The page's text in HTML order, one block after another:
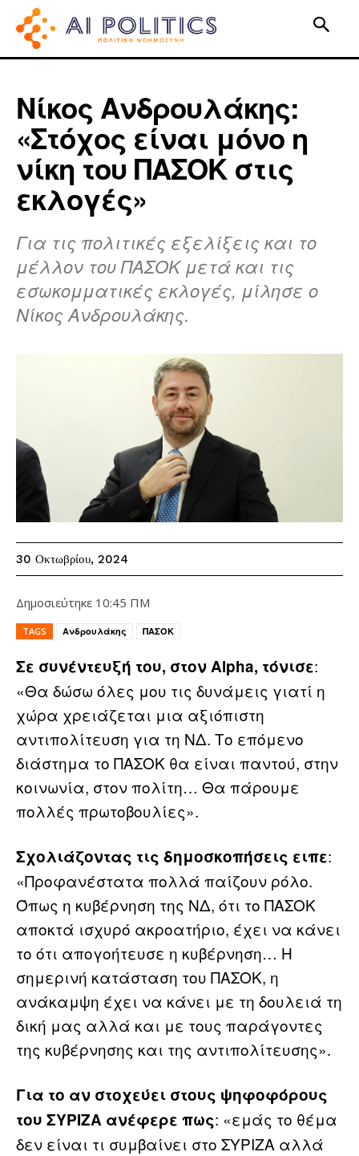
Νίκος Ανδρουλάκης:
«Στόχος είναι μόνο η
νίκη του ΠΑΣΟΚ στις
εκλογές»
Για τις πολιτικές εξελίξεις και το
μέλλον του ΠΑΣΟΚ μετά και τις
εσωκομματικές εκλογές, μίλησε ο
Νίκος Ανδρουλάκης.
30 Οκτωβρίου, 2024
Δημοσιεύτηκε 10:45 ΠΜ
TAGS Ανδρουλάκης ΠΑΣΟΚ
Σε συνέντευξή του, στον Alpha, τόνισε:
«Θα δώσω όλες μου τις δυνάμεις γιατί η
χώρα χρειάζεται μια αξιόπιστη
αντιπολίτευση για τη ΝΔ. Το επόμενο
διάστημα το ΠΑΣΟΚ θα είναι παντού, στην
κοινωνία, στον πολίτη… Θα πάρουμε
πολλές πρωτοβουλίες».
Σχολιάζοντας τις δημοσκοπήσεις ειπε:
«Προφανέστατα πολλά παίζουν ρόλο.
Όπως η κυβέρνηση της ΝΔ, ότι το ΠΑΣΟΚ
αποκτά ισχυρό ακροατήριο, έχει να κάνει
το ότι απογοήτευσε η κυβέρνηση… Η
σημερινή κατάσταση του ΠΑΣΟΚ, η
ανάκαμψη έχει να κάνει με τη δουλειά τη
δική μας αλλά και με τους παράγοντες
της κυβέρνησης και της αντιπολίτευσης».
Για το αν στοχεύει στους ψηφοφόρους
του ΣΥΡΙΖΑ ανέφερε πως: «εμάς το θέμα
δεν είναι τι συμβαίνει στο ΣΥΡΙΖΑ αλλά